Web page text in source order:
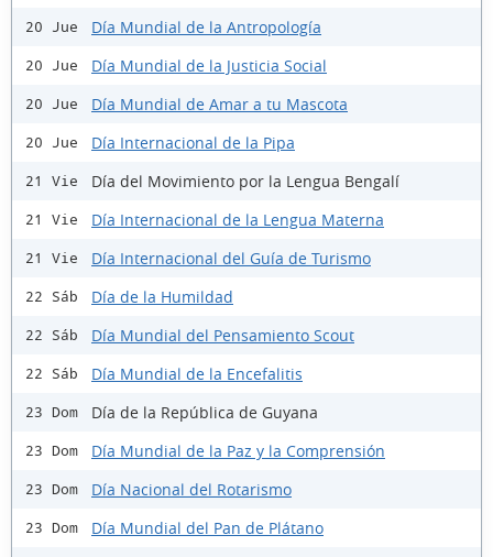
20 Jue Día Mundial de la Antropología
20 Jue Día Mundial de la Justicia Social
20 Jue Día Mundial de Amar a tu Mascota
20 Jue Día Internacional de la Pipa
21 Vie Día del Movimiento por la Lengua Bengalí
21 Vie Día Internacional de la Lengua Materna
21 Vie Día Internacional del Guía de Turismo
22 Sáb Día de la Humildad
22 Sáb Día Mundial del Pensamiento Scout
22 Sáb Día Mundial de la Encefalitis
23 Dom Día de la República de Guyana
23 Dom Día Mundial de la Paz y la Comprensión
23 Dom Día Nacional del Rotarismo
23 Dom Día Mundial del Pan de Plátano